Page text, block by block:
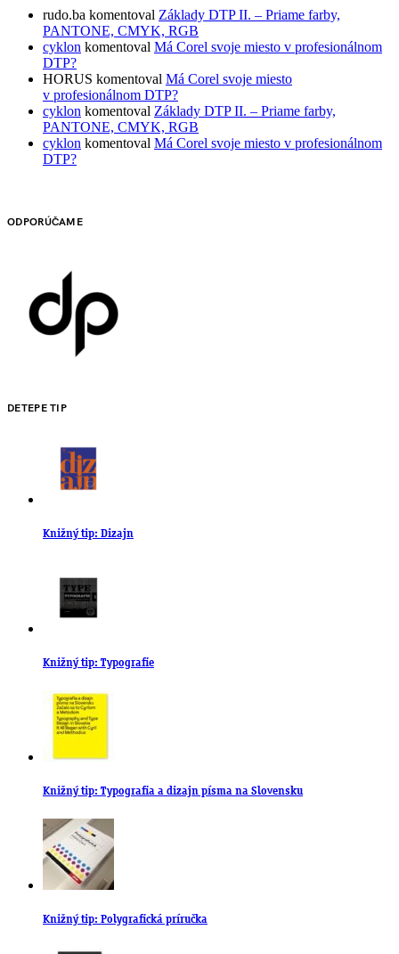
rudo.ba komentoval Základy DTP II. – Priame farby,
PANTONE, CMYK, RGB
cyklon komentoval Má Corel svoje miesto v profesionálnom
DTP?
HORUS komentoval Má Corel svoje miesto
v profesionálnom DTP?
cyklon komentoval Základy DTP II. – Priame farby,
PANTONE, CMYK, RGB
cyklon komentoval Má Corel svoje miesto v profesionálnom
DTP?
ODPORÚČAME
DETEPE TIP
Knižný tip: Dizajn
Knižný tip: Typografie
Knižný tip: Typografia a dizajn písma na Slovensku
Knižný tip: Polygrafická príručka